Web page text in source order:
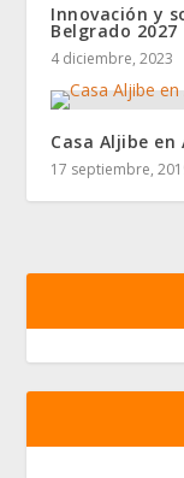
Innovación y
Belgrado 2027
4 diciembre, 2023
Casa Aljibe
17 septiembre,